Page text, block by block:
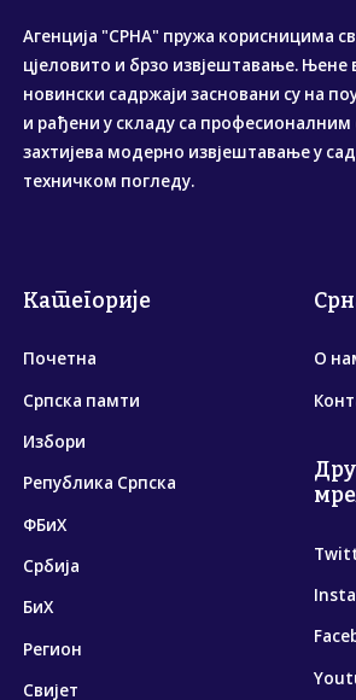
Агенција "СРНА" пружа корисницима
цјеловито и брзо извјештавање. Њене
новински садржаји засновани су на
и рађени у складу са
захтијева модерно извјештавање у
техничком погледу.
Категорије
Почетна
Српска памти
Избори
Република Српска
ФБиХ
Србија
БиХ
Регион
Свијет
О